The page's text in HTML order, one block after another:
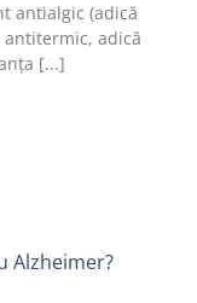
antialgic (adică
adică
[...]
Alzheimer?